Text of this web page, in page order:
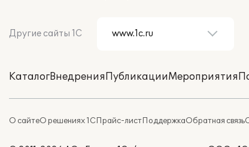
Другие сайты 1С
КаталогВнедренияПубликацииМероприятия
О сайтеО решениях 1СПрайс-листПоддержкаОбратная связь